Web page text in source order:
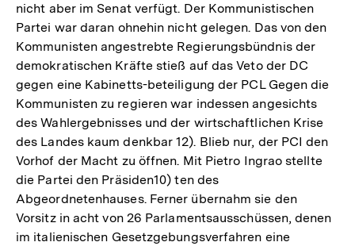
nicht aber im Senat verfügt. Der Kommunistischen
Partei war daran ohnehin nicht gelegen. Das von den
Kommunisten angestrebte Regierungsbündnis der
demokratischen Kräfte stieß auf das Veto der DC
gegen eine Kabinetts-beteiligung der PCL Gegen die
Kommunisten zu regieren war indessen angesichts
des Wahlergebnisses und der wirtschaftlichen Krise
des Landes kaum denkbar 12). Blieb nur, der PCI den
Vorhof der Macht zu öffnen. Mit Pietro Ingrao stellte
die Partei den Präsiden10) ten des
Abgeordnetenhauses. Ferner übernahm sie den
Vorsitz in acht von 26 Parlamentsausschüssen, denen
im italienischen Gesetzgebungsverfahren eine